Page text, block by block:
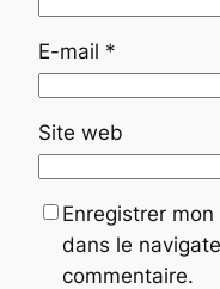
E-mail *
Site web
Enregistrer
dans le
commentaire.